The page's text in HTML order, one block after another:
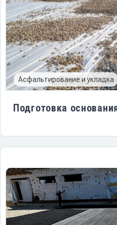
Асфальтирование и укладка
Подготовка